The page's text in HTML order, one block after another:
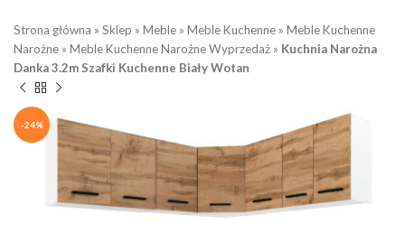
Strona główna » Sklep » Meble » Meble Kuchenne » Meble Kuchenne
Narożne » Meble Kuchenne Narożne Wyprzedaż » Kuchnia Narożna
Danka 3.2m Szafki Kuchenne Biały Wotan
-24%